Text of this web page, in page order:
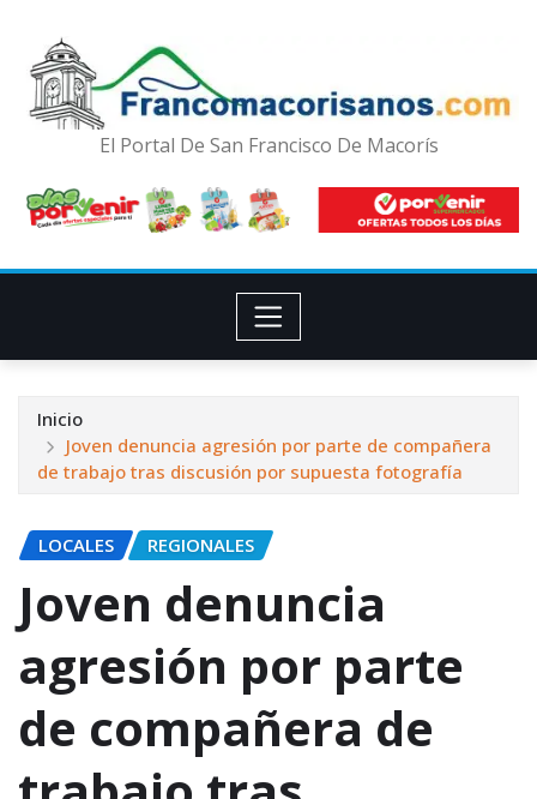
El Portal De San Francisco De Macorís
Inicio
Joven denuncia agresión por parte de compañera
de trabajo tras discusión por supuesta fotografía
LOCALES REGIONALES
Joven denuncia
agresión por parte
de compañera de